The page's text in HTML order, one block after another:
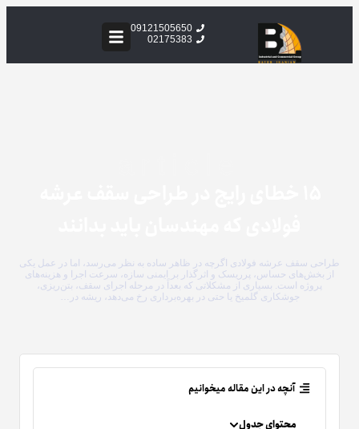
09121505650
02175383
طراحی سقف عرشه فولادی اگرچه در ظاهر ساده به نظر می‌رسد، اما در عمل یکی
از بخش‌های حساس، پرریسک و اثرگذار بر ایمنی سازه، سرعت اجرا و هزینه‌های
پروژه است. بسیاری از مشکلاتی که بعداً در مرحله اجرای سقف، بتن‌ریزی،
جوشکاری گلمیخ یا حتی در بهره‌برداری رخ می‌دهد، ریشه در…
آنچه در این مقاله میخوانیم
محتوای جدول